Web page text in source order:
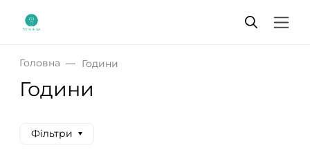
Головна Години
Години
Фільтри